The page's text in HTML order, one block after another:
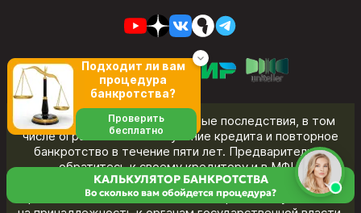
Банкротство влечет негативные последствия, в том
числе ограничения на получение кредита и повторное
банкротство в течение пяти лет. Предварительно
обратитесь к своему кредитору и в МФЦ.
«Федеральный центр банкротства» - частная
юридическая компания. Название бренда не указывает
КАЛЬКУЛЯТОР БАНКРОТСТВА
Во сколько вам обойдется процедура?
Подходит ли вам
процедура
банкротства?
Проверить
бесплатно